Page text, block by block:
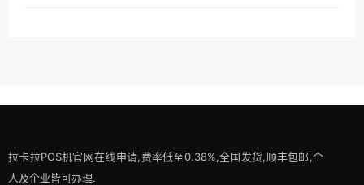
拉卡拉POS机官网在线申请,费率低至0.38%,全国发货,顺丰包邮,个
人及企业皆可办理.